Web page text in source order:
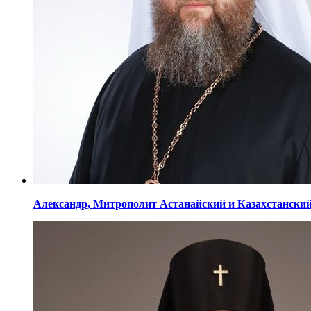
Александр, Митрополит Астанайский и